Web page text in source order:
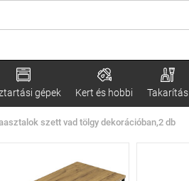
gépek Kert és hobbi Takarítás
szett vad tölgy dekorációban,2 db